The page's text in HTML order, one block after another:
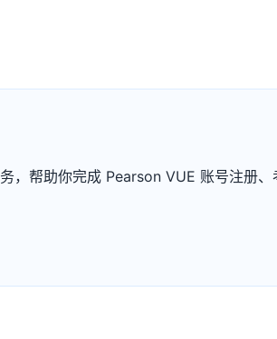
，帮助你完成 Pearson VUE 账号注册